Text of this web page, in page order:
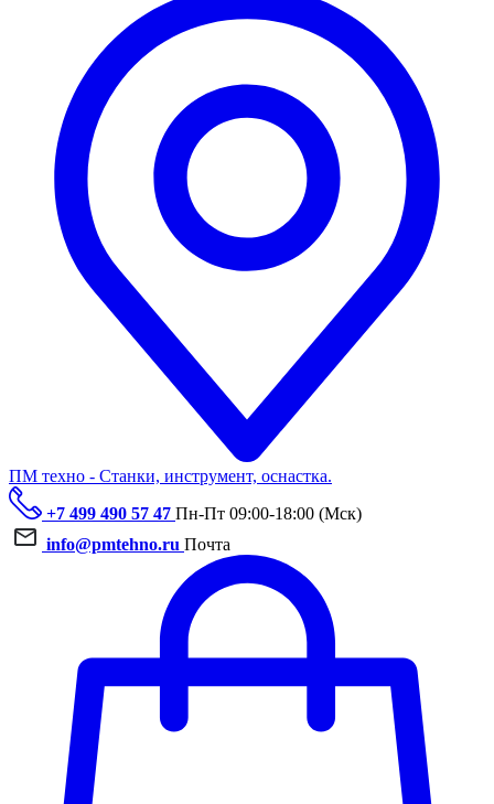
ПМ техно - Станки, инструмент, оснастка.
+7 499 490 57 47 Пн-Пт 09:00-18:00 (Мск)
info@pmtehno.ru Почта